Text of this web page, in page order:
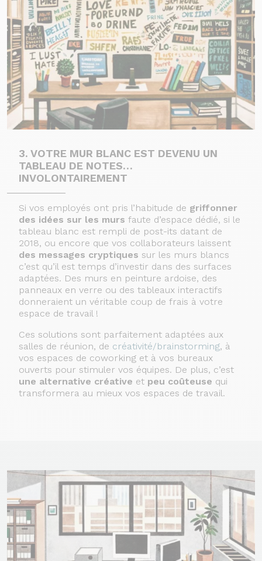
3. VOTRE MUR BLANC EST DEVENU UN
TABLEAU DE NOTES…
INVOLONTAIREMENT
Si vos employés ont pris l’habitude de griffonner
des idées sur les murs faute d’espace dédié, si le
tableau blanc est rempli de post-its datant de
2018, ou encore que vos collaborateurs laissent
des messages cryptiques sur les murs blancs
c’est qu’il est temps d’investir dans des surfaces
adaptées. Des murs en peinture ardoise, des
panneaux en verre ou des tableaux interactifs
donneraient un véritable coup de frais à votre
espace de travail !
Ces solutions sont parfaitement adaptées aux
salles de réunion, de créativité/brainstorming, à
vos espaces de coworking et à vos bureaux
ouverts pour stimuler vos équipes. De plus, c’est
une alternative créative et peu coûteuse qui
transformera au mieux vos espaces de travail.